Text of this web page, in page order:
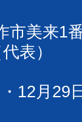
市美来1
表）
12月29